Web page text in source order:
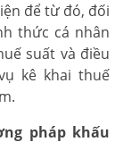
để từ đó, đối
thức cá nhân
suất và điều
kê khai thuế
pháp khấu